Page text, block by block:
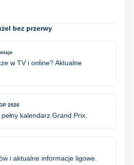
bez przerwy
w TV i online? Aktualne
2026
kalendarz Grand Prix.
i aktualne informacje ligowe.